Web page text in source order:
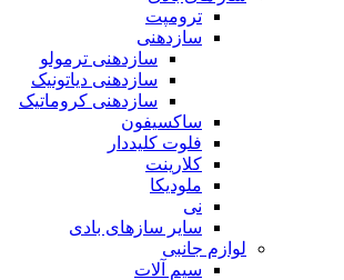
ترومپت
سازدهنی
سازدهنی ترمولو
سازدهنی دیاتونیک
سازدهنی کروماتیک
ساکسیفون
فلوت کلیددار
کلارینت
ملودیکا
نی
سایر سازهای بادی
لوازم جانبی
سیم آلات